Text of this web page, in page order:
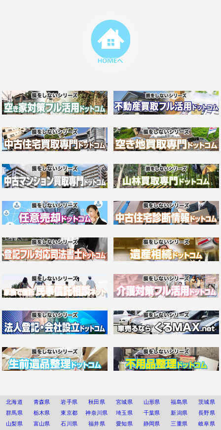
北海道 青森県 岩手県 秋田県 宮城県 山形県 福島県
茨城県
群馬県
栃木県 東京都 神奈川県 埼玉県 千葉県 新潟県
長野県
山梨県
富山県 石川県 福井県 愛知県 静岡県 三重県 岐阜県